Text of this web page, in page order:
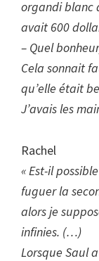
organdi blanc
avait 600
– Quel
Cela sonnait
qu’elle était
J’avais les
Rachel
« Est-il
fuguer la
alors je
infinies. (…)
Lorsque Saul